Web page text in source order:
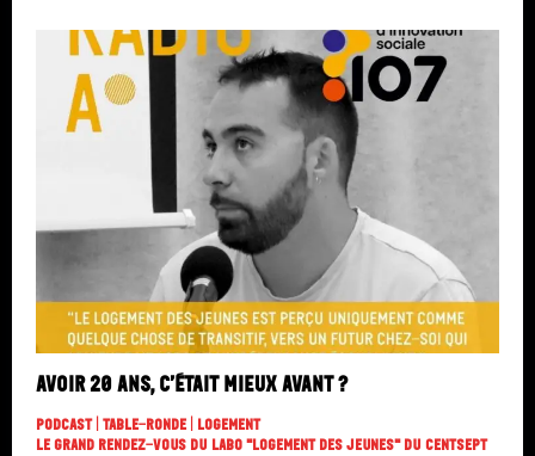
Avoir 20 ans, c’était mieux avant ?
Podcast | Table-Ronde | Logement
Le Grand Rendez-Vous Du Labo "Logement Des Jeunes" Du Centsept